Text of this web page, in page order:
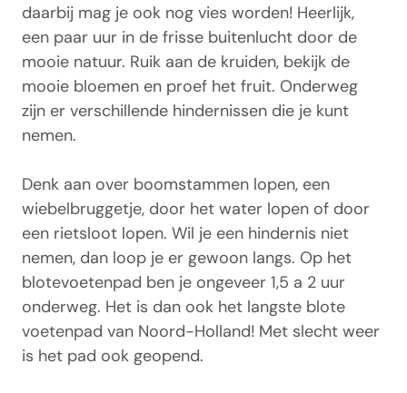
daarbij mag je ook nog vies worden! Heerlijk,
een paar uur in de frisse buitenlucht door de
mooie natuur. Ruik aan de kruiden, bekijk de
mooie bloemen en proef het fruit. Onderweg
zijn er verschillende hindernissen die je kunt
nemen.
Denk aan over boomstammen lopen, een
wiebelbruggetje, door het water lopen of door
een rietsloot lopen. Wil je een hindernis niet
nemen, dan loop je er gewoon langs. Op het
blotevoetenpad ben je ongeveer 1,5 a 2 uur
onderweg. Het is dan ook het langste blote
voetenpad van Noord-Holland! Met slecht weer
is het pad ook geopend.